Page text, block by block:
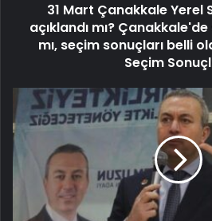
31 Mart Çanakkale Yerel
açıklandı mı?
mı, seçim sonuçları belli
Seçim